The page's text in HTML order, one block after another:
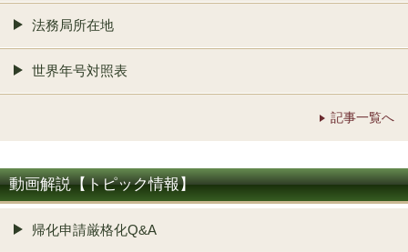
法務局所在地
世界年号対照表
記事一覧へ
動画解説【トピック情報】
帰化申請厳格化Q&A